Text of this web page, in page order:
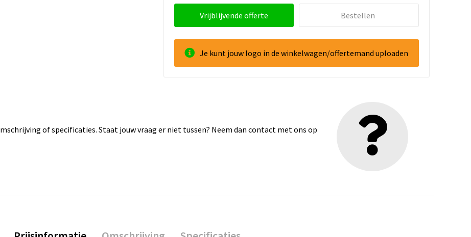
Vrijblijvende offerte Bestellen
Je kunt jouw logo in de winkelwagen/offertemand uploaden
of specificaties. Staat jouw vraag er niet tussen? Neem dan contact met ons op